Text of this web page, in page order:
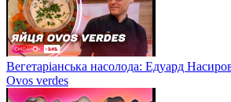
Вегетаріанська насолода: Едуард
Ovos verdes